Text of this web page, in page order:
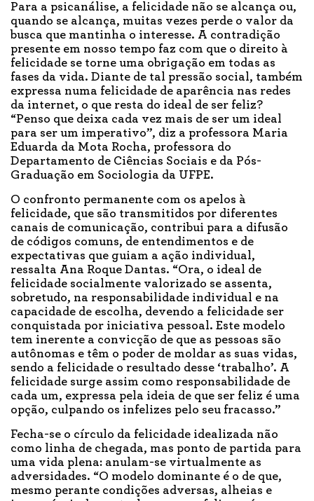
Para a psicanálise, a felicidade não se alcança ou,
quando se alcança, muitas vezes perde o valor da
busca que mantinha o interesse. A contradição
presente em nosso tempo faz com que o direito à
felicidade se torne uma obrigação em todas as
fases da vida. Diante de tal pressão social, também
expressa numa felicidade de aparência nas redes
da internet, o que resta do ideal de ser feliz?
“Penso que deixa cada vez mais de ser um ideal
para ser um imperativo”, diz a professora Maria
Eduarda da Mota Rocha, professora do
Departamento de Ciências Sociais e da Pós-
Graduação em Sociologia da UFPE.
O confronto permanente com os apelos à
felicidade, que são transmitidos por diferentes
canais de comunicação, contribui para a difusão
de códigos comuns, de entendimentos e de
expectativas que guiam a ação individual,
ressalta Ana Roque Dantas. “Ora, o ideal de
felicidade socialmente valorizado se assenta,
sobretudo, na responsabilidade individual e na
capacidade de escolha, devendo a felicidade ser
conquistada por iniciativa pessoal. Este modelo
tem inerente a convicção de que as pessoas são
autônomas e têm o poder de moldar as suas vidas,
sendo a felicidade o resultado desse ‘trabalho’. A
felicidade surge assim como responsabilidade de
cada um, expressa pela ideia de que ser feliz é uma
opção, culpando os infelizes pelo seu fracasso.”
Fecha-se o círculo da felicidade idealizada não
como linha de chegada, mas ponto de partida para
uma vida plena: anulam-se virtualmente as
adversidades. “O modelo dominante é o de que,
mesmo perante condições adversas, alheias e